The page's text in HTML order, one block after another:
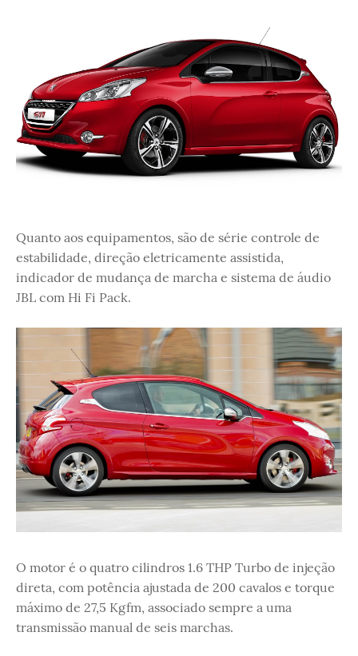
Quanto aos equipamentos, são de série controle de
estabilidade, direção eletricamente assistida,
indicador de mudança de marcha e sistema de áudio
JBL com Hi Fi Pack.
O motor é o quatro cilindros 1.6 THP Turbo de injeção
direta, com potência ajustada de 200 cavalos e torque
máximo de 27,5 Kgfm, associado sempre a uma
transmissão manual de seis marchas.